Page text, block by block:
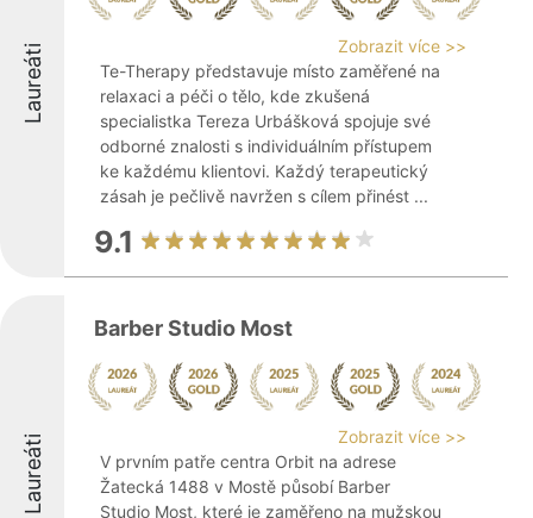
Laureáti
Zobrazit více >>
Te-Therapy představuje místo zaměřené na
relaxaci a péči o tělo, kde zkušená
specialistka Tereza Urbášková spojuje své
odborné znalosti s individuálním přístupem
ke každému klientovi. Každý terapeutický
zásah je pečlivě navržen s cílem přinést ...
9.1
Laureáti
Barber Studio Most
Zobrazit více >>
V prvním patře centra Orbit na adrese
Žatecká 1488 v Mostě působí Barber
Studio Most, které je zaměřeno na mužskou